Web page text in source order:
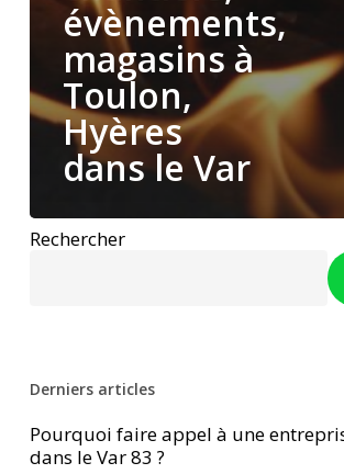
évènements,
magasins à
Toulon,
Hyères
dans le Var
Rechercher
Derniers articles
Pourquoi faire appel à une
dans le Var 83 ?